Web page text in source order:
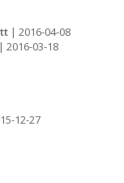
| 2016-04-08
| 2016-03-18
12-27